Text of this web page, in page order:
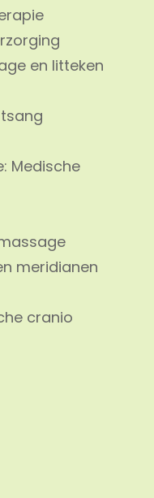
en litteken
Medische
meridianen
cranio